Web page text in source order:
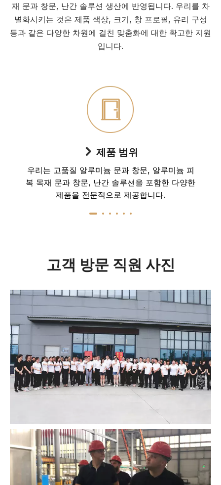
재 문과 창문, 난간 솔루션 생산에 반영됩니다. 우리를 차
별화시키는 것은 제품 색상, 크기, 창 프로필, 유리 구성
등과 같은 다양한 차원에 걸친 맞춤화에 대한 확고한 지원
입니다.
제품 범위
우리는 고품질 알루미늄 문과 창문, 알루미늄 피
복 목재 문과 창문, 난간 솔루션을 포함한 다양한
제품을 전문적으로 제공합니다.
고객 방문 직원 사진